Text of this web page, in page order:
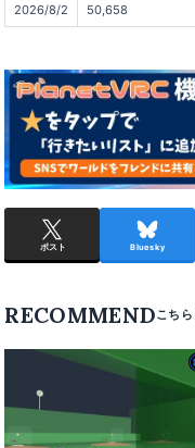
2026/8/2 50,658
ポスト Bluesky
RECOMMEND